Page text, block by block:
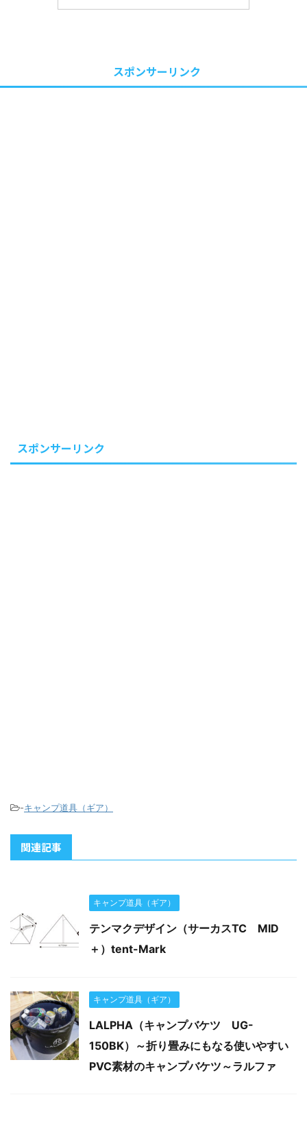
スポンサーリンク
スポンサーリンク
-キャンプ道具（ギア）
関連記事
キャンプ道具（ギア）
テンマクデザイン（サーカスTC MID
＋）tent-Mark
キャンプ道具（ギア）
LALPHA（キャンプバケツ UG-
150BK）～折り畳みにもなる使いやすい
PVC素材のキャンプバケツ～ラルファ